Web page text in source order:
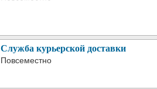
Служба курьерской доставки
Повсеместно